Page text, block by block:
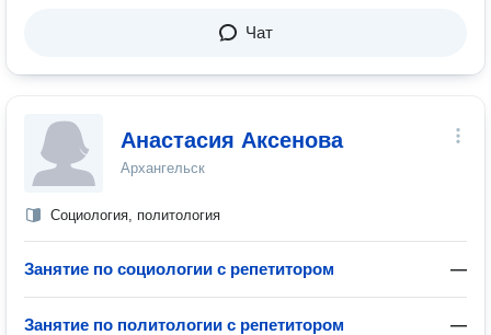
Чат
Анастасия Аксенова
Архангельск
Социология, политология
Занятие по социологии с репетитором —
Занятие по политологии с репетитором —